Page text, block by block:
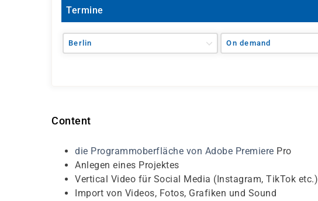
Termine
Berlin On demand
Content
die Programmoberfläche von Adobe Premiere Pro
Anlegen eines Projektes
Vertical Video für Social Media (Instagram, TikTok etc.)
Import von Videos, Fotos, Grafiken und Sound